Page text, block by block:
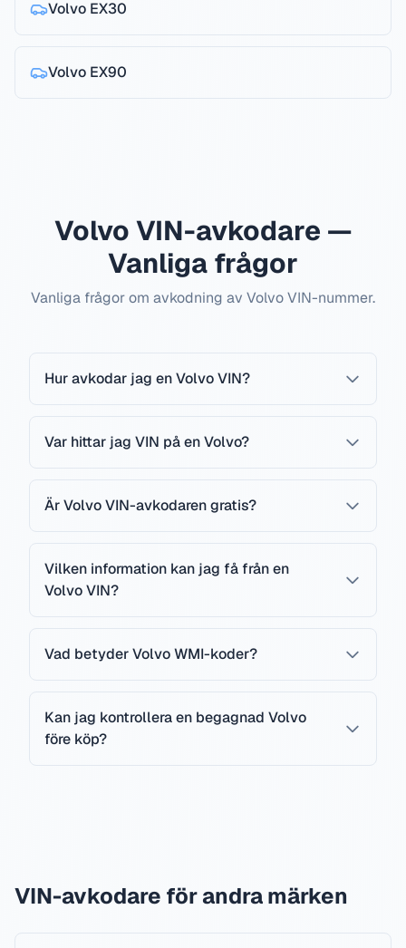
Volvo EX30
Volvo EX90
Volvo VIN-avkodare —
Vanliga frågor
Vanliga frågor om avkodning av Volvo VIN-nummer.
Hur avkodar jag en Volvo VIN?
Var hittar jag VIN på en Volvo?
Är Volvo VIN-avkodaren gratis?
Vilken information kan jag få från en
Volvo VIN?
Vad betyder Volvo WMI-koder?
Kan jag kontrollera en begagnad Volvo
före köp?
VIN-avkodare för andra märken